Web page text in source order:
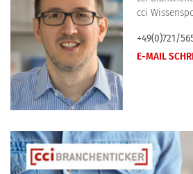
cci
+49(0)721/
E-MAIL